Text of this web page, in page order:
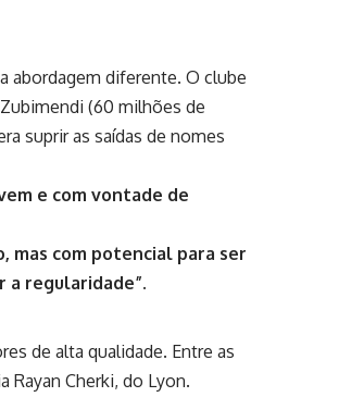
abordagem diferente. O clube
(60 milhões de
suprir as saídas de nomes
e com vontade de
mas com potencial para ser
regularidade”.
de alta qualidade. Entre as
Cherki, do Lyon.